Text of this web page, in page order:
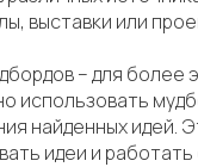
выставки или
– для более
использовать
найденных идей.
идеи и